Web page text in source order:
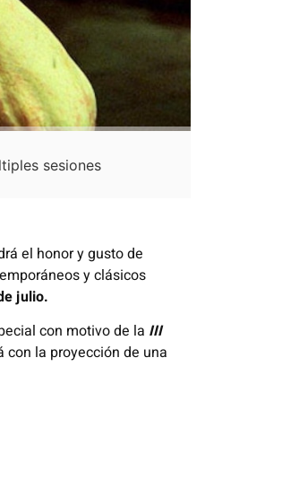
sesiones
el honor y gusto de
y clásicos
julio.
con motivo de la III
con la proyección de una